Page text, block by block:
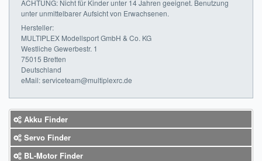
FAQ
ÜBER UNS
Was wir bieten
Unsere Philosophie
KONTAKT
MEIN KONTO
ACHTUNG: Nicht für Kinder unter 14 Jahren geeignet. Benutzung
unter unmittelbarer Aufsicht von Erwachsenen.
Hersteller:
MULTIPLEX Modellsport GmbH & Co. KG
Westliche Gewerbestr. 1
75015 Bretten
Deutschland
eMail: serviceteam@multiplexrc.de
Akku Finder
Servo Finder
BL-Motor Finder